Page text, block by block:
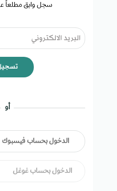
سجل وابق مطلعاً
أو
الدخول بحساب فيسبوك
الدخول بحساب غوغل